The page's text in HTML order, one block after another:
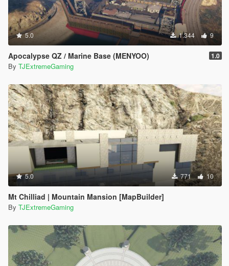
5.0 1.344 9
Apocalypse QZ / Marine Base (MENYOO) 1.0
By TJExtremeGaming
5.0 771 10
Mt Chilliad | Mountain Mansion [MapBuilder]
By TJExtremeGaming